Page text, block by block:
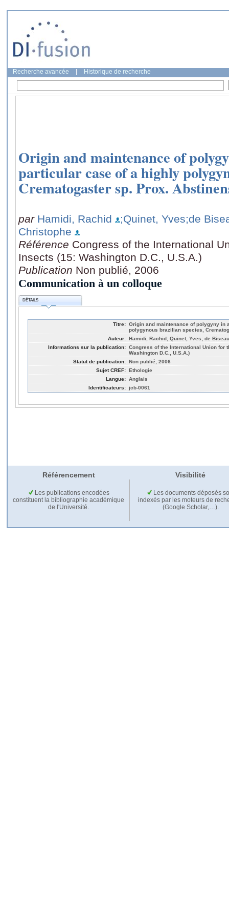
Recherche avancée Historique de recherche
Origin and maintenance of
particular case of a highly
Crematogaster sp. Prox.
par Hamidi, Rachid ;Quinet, Yves;de
Christophe
Référence Congress of the International
Insects (15: Washington D.C., U.S.A.)
Publication Non publié, 2006
Communication à un colloque
DÉTAILS
Titre: Origin and maintenance of polygyny in
polygynous brazilian species,
Auteur: Hamidi, Rachid; Quinet, Yves; de
Informations sur la publication: Congress of the International Union for
Washington D.C., U.S.A.)
Statut de publication: Non publié, 2006
Sujet CREF: Ethologie
Langue: Anglais
Identificateurs: jcb-0061
Référencement Visibilité
Les publications encodées
constituent la bibliographie académique
de l'Université.
Les documents déposés
indexés par les moteurs de
(Google Scholar,…).